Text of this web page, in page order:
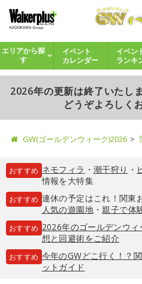
エリアから探
す
イベント
カレンダー
イベン
ランキ
2026年の更新は終了いたし
どうぞよろしく
GW(ゴールデンウィーク)2026
おすすめ ネモフィラ ・ 潮干狩り ・
情報を大特集
おすすめ 連休の予定はこれ！関東
人気の遊園地・親子で体
おすすめ 2026年のゴールデンウ
想と回避術をご紹介
おすすめ 今年のGWどこ行く！？
ットガイド